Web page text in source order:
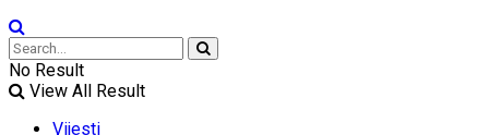
No Result
View All Result
Vijesti